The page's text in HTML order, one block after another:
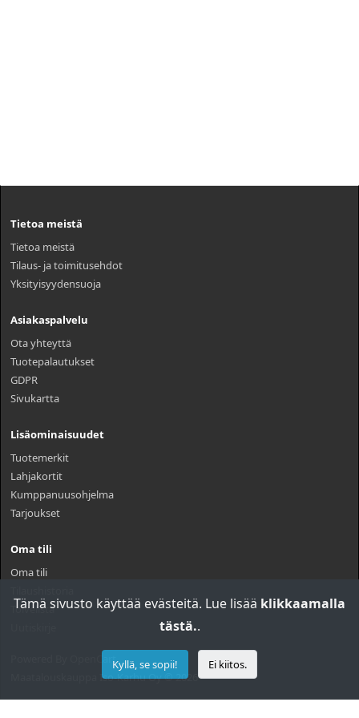
Tietoa meistä
Tietoa meistä
Tilaus- ja toimitusehdot
Yksityisyydensuoja
Asiakaspalvelu
Ota yhteyttä
Tuotepalautukset
GDPR
Sivukartta
Lisäominaisuudet
Tuotemerkit
Lahjakortit
Kumppanuusohjelma
Tarjoukset
Oma tili
Oma tili
Toivelista
OpenCart
Maatalouskauppa Iso-Karhu Oy © 2026
Tämä sivusto käyttää evästeitä. Lue lisää klikkaamalla
tästä..
Kyllä, se sopii! Ei kiitos.